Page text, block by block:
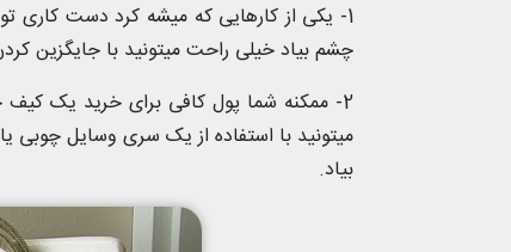
1- یکی از کارهایی که میشه کرد دست
چشم بیاد خیلی راحت میتونید با جایگزین
2- ممکنه شما پول کافی برای خرید یک
میتونید با استفاده از یک سری وسایل چوبی
بیاد.